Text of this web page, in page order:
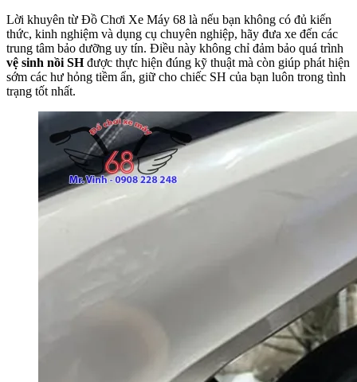
Lời khuyên từ Đồ Chơi Xe Máy 68 là nếu bạn không có đủ kiến
thức, kinh nghiệm và dụng cụ chuyên nghiệp, hãy đưa xe đến các
trung tâm bảo dưỡng uy tín. Điều này không chỉ đảm bảo quá trình
vệ sinh nồi SHđược thực hiện đúng kỹ thuật mà còn giúp phát hiện
sớm các hư hỏng tiềm ẩn, giữ cho chiếc SH của bạn luôn trong tình
trạng tốt nhất.